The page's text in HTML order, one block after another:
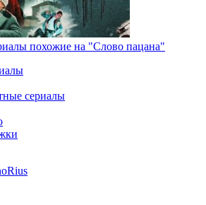
похожие на "Слово пацана"
сериалы